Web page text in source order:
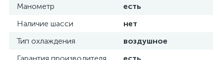
Манометр
есть
Наличие шасси
нет
Тип охлаждения
воздушное